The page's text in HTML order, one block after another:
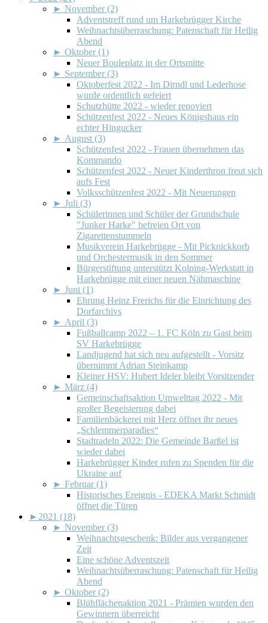
► November (2)
Adventstreff rund um Harkebrügger Kirche
Weihnachtsüberraschung: Patenschaft für Heilig
Abend
► Oktober (1)
Neuer Bouleplatz in der Ortsmitte
► September (3)
Oktoberfest 2022 - Im Dirndl und Lederhose
wurde ordentlich gefeiert
Schutzhütte 2022 - wieder renoviert
Schützenfest 2022 - Neues Königshaus ein
echter Hingucker
► August (3)
Schützenfest 2022 - Frauen übernehmen das
Kommando
Schützenfest 2022 - Neuer Kinderthron freut sich
aufs Fest
Volksschützenfest 2022 - Mit Neuerungen
► Juli (3)
Schülerinnen und Schüler der Grundschule
"Junker Harke" befreien Ort von
Zigarettenstummeln
Musikverein Harkebrügge - Mit Picknickkorb
und Orchestermusik in den Sommer
Bürgerstiftung unterstützt Kolping-Werkstatt in
Harkebrügge mit einer neuen Nähmaschine
► Juni (1)
Ehrung Heinz Frerichs für die Einrichtung des
Dorfarchivs
► April (3)
Fußballcamp 2022 – 1. FC Köln zu Gast beim
SV Harkebrügge
Landjugend hat sich neu aufgestellt - Vorsitz
übernimmt Adrian Steinkamp
Kleiner HSV: Hubert Ideler bleibt Vorsitzender
► März (4)
Gemeinschaftsaktion Umwelttag 2022 - Mit
großer Begeisterung dabei
Familienbäckerei mit Herz öffnet ihr neues
„Schlemmerparadies“
Stadtradeln 2022: Die Gemeinde Barßel ist
wieder dabei
Harkebrügger Kinder rufen zu Spenden für die
Ukraine auf
► Februar (1)
Historisches Ereignis - EDEKA Markt Schmidt
öffnet die Türen
► 2021 (18)
► November (3)
Weihnachtsgeschenk: Bilder aus vergangener
Zeit
Eine schöne Adventszeit
Weihnachtsüberraschung: Patenschaft für Heilig
Abend
► Oktober (2)
Blühflächenaktion 2021 - Prämien wurden den
Gewinnern überreicht